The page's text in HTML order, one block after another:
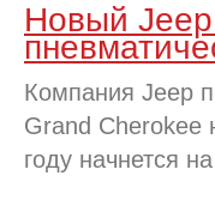
Новый
Компания Jeep
Grand Cherokee
году начнется